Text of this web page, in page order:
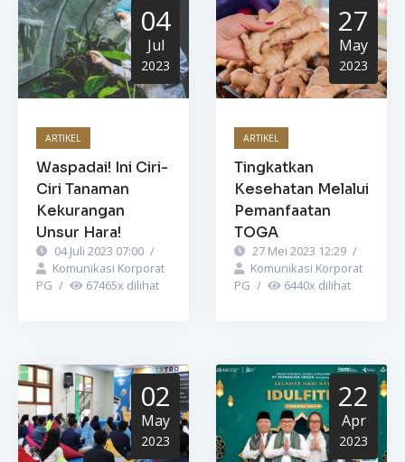
04
Jul
2023
ARTIKEL
Waspadai! Ini Ciri-
Ciri Tanaman
Kekurangan
Unsur Hara!
04 Juli 2023 07:00 /
Komunikasi Korporat
PG / 67465x dilihat
27
May
2023
ARTIKEL
Tingkatkan
Kesehatan Melalui
Pemanfaatan
TOGA
27 Mei 2023 12:29 /
Komunikasi Korporat
PG / 6440x dilihat
02
May
2023
22
Apr
2023